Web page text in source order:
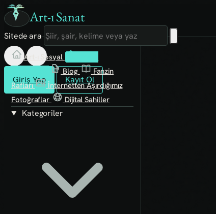
Art-ı Sanat
Sitede ara
Giriş Yap Kayıt Ol
Art-ı Sosyal
Blog
Fanzin
Rafları
İnternetten Aşırdığımız
Fotoğraflar
Dijital Sahiller
Kategoriler